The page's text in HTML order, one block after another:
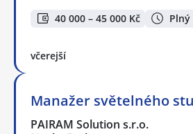
40 000 – 45 000 Kč Plný
včerejší
Manažer světelného
PAIRAM Solution s.r.o.